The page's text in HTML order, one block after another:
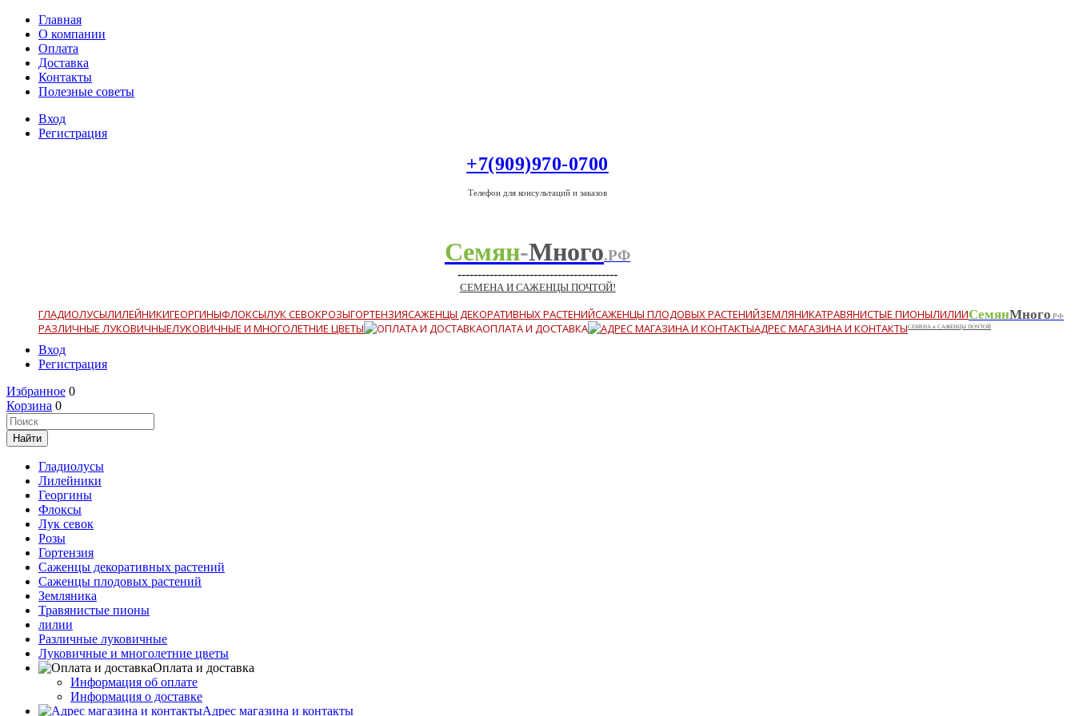
Главная
О компании
Оплата
Доставка
Контакты
Полезные советы
Вход
Регистрация
+7(909)970-0700
Телефон для консультаций и заказов
Семян-Много.РФ
----------------------------------------
СЕМЕНА И САЖЕНЦЫ ПОЧТОЙ!
ГЛАДИОЛУСЫЛИЛЕЙНИКИГЕОРГИНЫФЛОКСЫЛУК СЕВОКРОЗЫГОРТЕНЗИЯСАЖЕНЦЫ ДЕКОРАТИВНЫХ РАСТЕНИЙСАЖЕНЦЫ ПЛОДОВЫХ РАСТЕНИЙЗЕМЛЯНИКАТРАВЯНИСТЫЕ ПИОНЫЛИЛИИ
РАЗЛИЧНЫЕ ЛУКОВИЧНЫЕЛУКОВИЧНЫЕ И МНОГОЛЕТНИЕ ЦВЕТЫ ОПЛАТА И ДОСТАВКА АДРЕС МАГАЗИНА И КОНТАКТЫ
СемянМного.РФ
СЕМЕНА и САЖЕНЦЫ ПОЧТОЙ
Вход
Регистрация
Избранное 0
Корзина 0
Гладиолусы
Лилейники
Георгины
Флоксы
Лук севок
Розы
Гортензия
Саженцы декоративных растений
Саженцы плодовых растений
Земляника
Травянистые пионы
лилии
Различные луковичные
Луковичные и многолетние цветы
Оплата и доставка
Информация об оплате
Информация о доставке
Адрес магазина и контакты